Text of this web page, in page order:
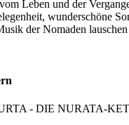
Leben und der
wunderschöne
der Nomaden